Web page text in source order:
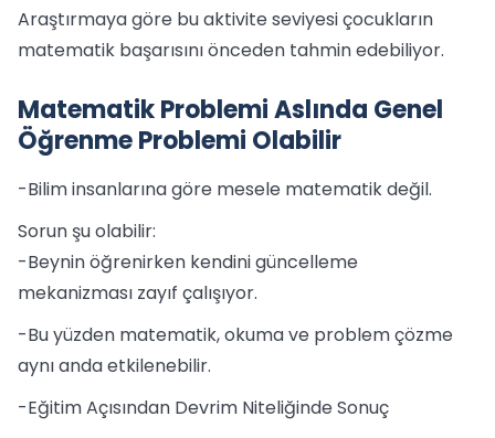
Araştırmaya göre bu aktivite seviyesi çocukların
matematik başarısını önceden tahmin edebiliyor.
Matematik Problemi Aslında Genel
Öğrenme Problemi Olabilir
-Bilim insanlarına göre mesele matematik değil.
Sorun şu olabilir:
-Beynin öğrenirken kendini güncelleme
mekanizması zayıf çalışıyor.
-Bu yüzden matematik, okuma ve problem çözme
aynı anda etkilenebilir.
-Eğitim Açısından Devrim Niteliğinde Sonuç